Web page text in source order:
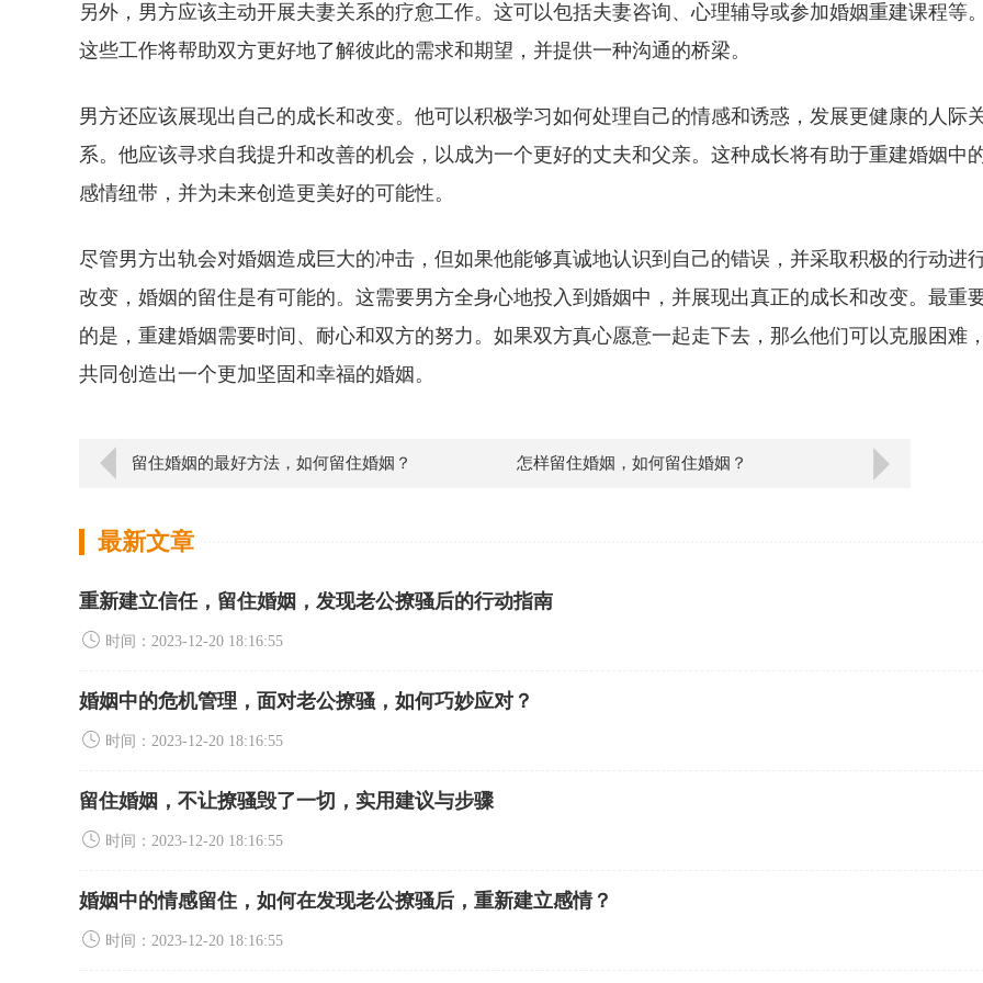
另外，男方应该主动开展夫妻关系的疗愈工作。这可以包括夫妻咨询、心理辅导或参加婚姻重建课程等。
这些工作将帮助双方更好地了解彼此的需求和期望，并提供一种沟通的桥梁。
男方还应该展现出自己的成长和改变。他可以积极学习如何处理自己的情感和诱惑，发展更健康的人际
系。他应该寻求自我提升和改善的机会，以成为一个更好的丈夫和父亲。这种成长将有助于重建婚姻中
感情纽带，并为未来创造更美好的可能性。
尽管男方出轨会对婚姻造成巨大的冲击，但如果他能够真诚地认识到自己的错误，并采取积极的行动进
改变，婚姻的留住是有可能的。这需要男方全身心地投入到婚姻中，并展现出真正的成长和改变。最重
的是，重建婚姻需要时间、耐心和双方的努力。如果双方真心愿意一起走下去，那么他们可以克服困难，
共同创造出一个更加坚固和幸福的婚姻。
留住婚姻的最好方法，如何留住婚姻？ 怎样留住婚姻，如何留住婚姻？
最新文章
重新建立信任，留住婚姻，发现老公撩骚后的行动指南
时间：2023-12-20 18:16:55
婚姻中的危机管理，面对老公撩骚，如何巧妙应对？
时间：2023-12-20 18:16:55
留住婚姻，不让撩骚毁了一切，实用建议与步骤
时间：2023-12-20 18:16:55
婚姻中的情感留住，如何在发现老公撩骚后，重新建立感情？
时间：2023-12-20 18:16:55